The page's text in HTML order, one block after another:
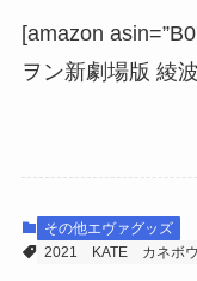
[amazon
ヲン新劇場版 綾
その他エヴァグッズ
2021
KATE カネボウ